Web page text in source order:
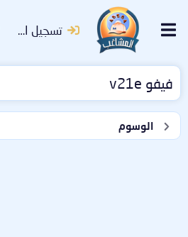
تسجيل الدخول
فيفو v21e
الوسوم